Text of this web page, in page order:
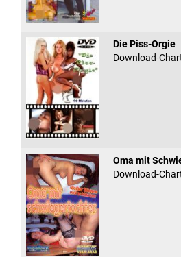
Die Piss-Orgie
Download-
Oma mit
Download-